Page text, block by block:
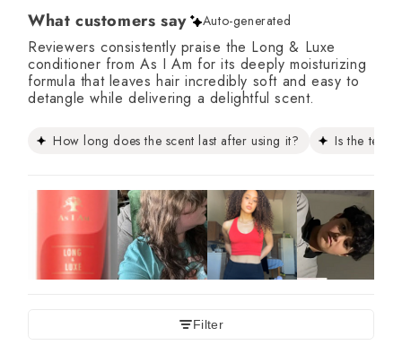
What customers say Auto-generated
Reviewers consistently praise the Long & Luxe
conditioner from As I Am for its deeply moisturizing
formula that leaves hair incredibly soft and easy to
detangle while delivering a delightful scent.
How long does the scent last after using it? Is the
Filter